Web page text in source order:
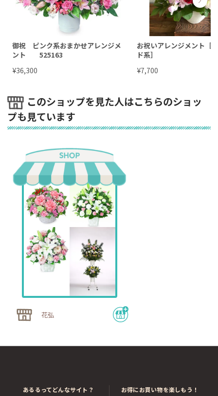
御祝 ピンク系おまかせアレンジメ
ント 525163
¥36,300
お祝いアレンジメント［
ド系］
¥7,700
このショップを見た人はこちらのショッ
プも見ています
花弘
あるるってどんなサイト？ お得にお買い物を楽しもう！